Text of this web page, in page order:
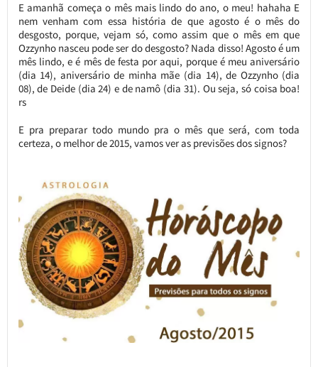
E amanhã começa o mês mais lindo do ano, o meu! hahaha E
nem venham com essa história de que agosto é o mês do
desgosto, porque, vejam só, como assim que o mês em que
Ozzynho nasceu pode ser do desgosto? Nada disso! Agosto é um
mês lindo, e é mês de festa por aqui, porque é meu aniversário
(dia 14), aniversário de minha mãe (dia 14), de Ozzynho (dia
08), de Deide (dia 24) e de namô (dia 31). Ou seja, só coisa boa!
rs
E pra preparar todo mundo pra o mês que será, com toda
certeza, o melhor de 2015, vamos ver as previsões dos signos?